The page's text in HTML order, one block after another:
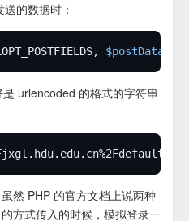
的数据时：
$postData
是 urlencoded 的格式的字符串
然 PHP 的官方文档上说两种
方式传入的时候，模拟登录一